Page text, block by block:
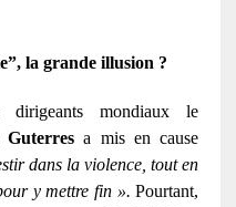
la grande illusion ?
dirigeants mondiaux le
Guterresa mis en cause
dans la violence, tout en
y mettre fin ». Pourtant,